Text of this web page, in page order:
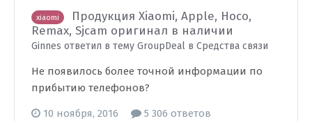
xiaomi
Продукция Xiaomi, Apple, Hoco,
Remax, Sjcam оригинал в наличии
Ginnes ответил в тему GroupDeal в Средства связи
Не появилось более точной информации по
прибытию телефонов?
10 ноября, 2016 5 306 ответов